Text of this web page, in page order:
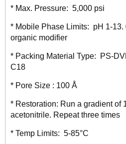
* Max. Pressure: 5,000 psi
* Mobile Phase Limits: pH 1-13.
organic modifier
* Packing Material Type: PS-
C18
* Pore Size : 100 Å
* Restoration: Run a gradient of
acetonitrile. Repeat three times
* Temp Limits: 5-85°C